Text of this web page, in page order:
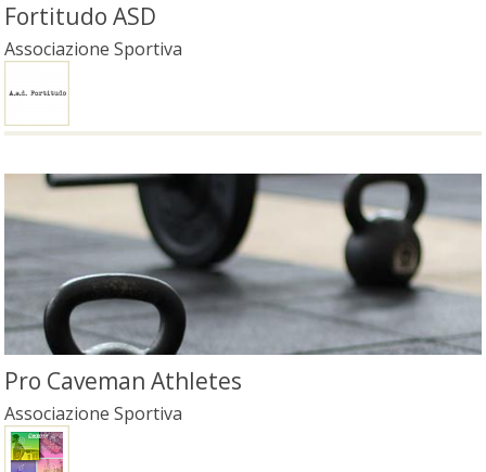
Fortitudo ASD
Associazione Sportiva
Pro Caveman Athletes
Associazione Sportiva